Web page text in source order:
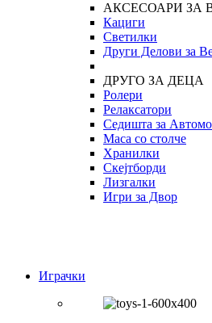
АКСЕСОАРИ ЗА
Кациги
Светилки
Други Делови за
ДРУГО ЗА ДЕЦА
Ролери
Релаксатори
Седишта за
Маса со столче
Хранилки
Скејтборди
Лизгалки
Игри за Двор
Играчки